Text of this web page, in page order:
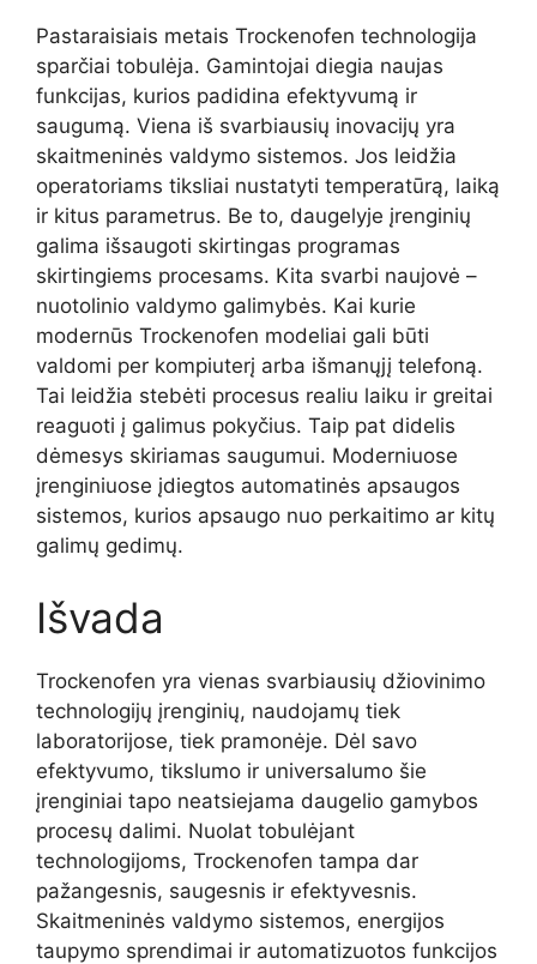
Pastaraisiais metais Trockenofen technologija
sparčiai tobulėja. Gamintojai diegia naujas
funkcijas, kurios padidina efektyvumą ir
saugumą. Viena iš svarbiausių inovacijų yra
skaitmeninės valdymo sistemos. Jos leidžia
operatoriams tiksliai nustatyti temperatūrą, laiką
ir kitus parametrus. Be to, daugelyje įrenginių
galima išsaugoti skirtingas programas
skirtingiems procesams. Kita svarbi naujovė –
nuotolinio valdymo galimybės. Kai kurie
modernūs Trockenofen modeliai gali būti
valdomi per kompiuterį arba išmanųjį telefoną.
Tai leidžia stebėti procesus realiu laiku ir greitai
reaguoti į galimus pokyčius. Taip pat didelis
dėmesys skiriamas saugumui. Moderniuose
įrenginiuose įdiegtos automatinės apsaugos
sistemos, kurios apsaugo nuo perkaitimo ar kitų
galimų gedimų.
Išvada
Trockenofen yra vienas svarbiausių džiovinimo
technologijų įrenginių, naudojamų tiek
laboratorijose, tiek pramonėje. Dėl savo
efektyvumo, tikslumo ir universalumo šie
įrenginiai tapo neatsiejama daugelio gamybos
procesų dalimi. Nuolat tobulėjant
technologijoms, Trockenofen tampa dar
pažangesnis, saugesnis ir efektyvesnis.
Skaitmeninės valdymo sistemos, energijos
taupymo sprendimai ir automatizuotos funkcijos